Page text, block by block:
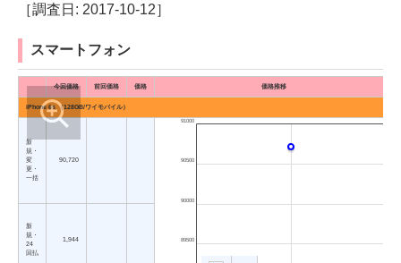
［調査日: 2017-10-12］
スマートフォン
今回価格 前回価格 価格 価格推移
iPhone 6s （128GB/ワイモバイル）
新
規・
変
更・
一括
90,720
89500
90000
90500
91000
新
規・
24
回払
1,944